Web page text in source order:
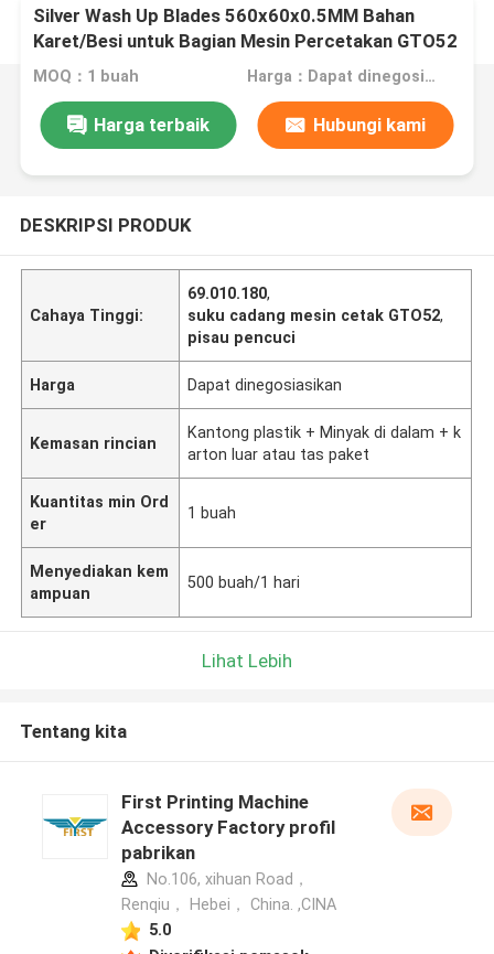
Silver Wash Up Blades 560x60x0.5MM Bahan
Karet/Besi untuk Bagian Mesin Percetakan GTO52
MOQ：1 buah Harga：Dapat dinegosiasikan
Harga terbaik Hubungi kami
DESKRIPSI PRODUK
Cahaya Tinggi:
69.010.180,
suku cadang mesin cetak GTO52,
pisau pencuci
Harga Dapat dinegosiasikan
Kemasan rincian
Kantong plastik + Minyak di dalam + k
arton luar atau tas paket
Kuantitas min Ord
er
1 buah
Menyediakan kem
ampuan
500 buah/1 hari
Lihat Lebih
Tentang kita
First Printing Machine
Accessory Factory profil
pabrikan
No.106, xihuan Road，
Renqiu， Hebei， China. ,CINA
5.0